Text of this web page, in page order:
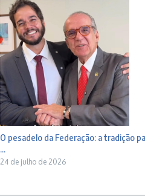
O pesadelo da Federação: a tradição
24 de julho de 2026